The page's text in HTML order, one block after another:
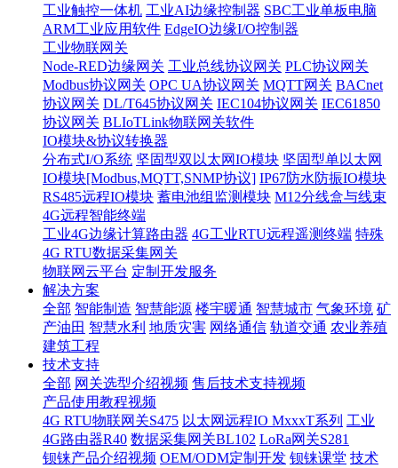
工业触控一体机 工业AI边缘控制器 SBC工业单板电脑
ARM工业应用软件 EdgeIO边缘I/O控制器
工业物联网关
Node-RED边缘网关 工业总线协议网关 PLC协议网关
Modbus协议网关 OPC UA协议网关 MQTT网关 BACnet
协议网关 DL/T645协议网关 IEC104协议网关 IEC61850
协议网关 BLIoTLink物联网关软件
IO模块&协议转换器
分布式I/O系统 坚固型双以太网IO模块 坚固型单以太网
IO模块[Modbus,MQTT,SNMP协议] IP67防水防振IO模块
RS485远程IO模块 蓄电池组监测模块 M12分线盒与线束
4G远程智能终端
工业4G边缘计算路由器 4G工业RTU远程遥测终端 特殊
4G RTU数据采集网关
物联网云平台 定制开发服务
解决方案
全部 智能制造 智慧能源 楼宇暖通 智慧城市 气象环境 矿
产油田 智慧水利 地质灾害 网络通信 轨道交通 农业养殖
建筑工程
技术支持
全部 网关选型介绍视频 售后技术支持视频
产品使用教程视频
4G RTU物联网关S475 以太网远程IO MxxxT系列 工业
4G路由器R40 数据采集网关BL102 LoRa网关S281
钡铼产品介绍视频 OEM/ODM定制开发 钡铼课堂 技术